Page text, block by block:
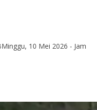
Minggu, 10 Mei 2026 - Jam